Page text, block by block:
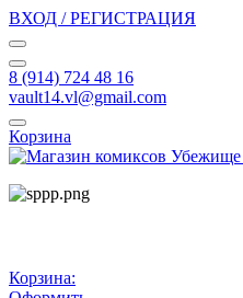
ВХОД / РЕГИСТРАЦИЯ
8 (914) 724 48 16
vault14.vl@gmail.com
Корзина
Корзина: